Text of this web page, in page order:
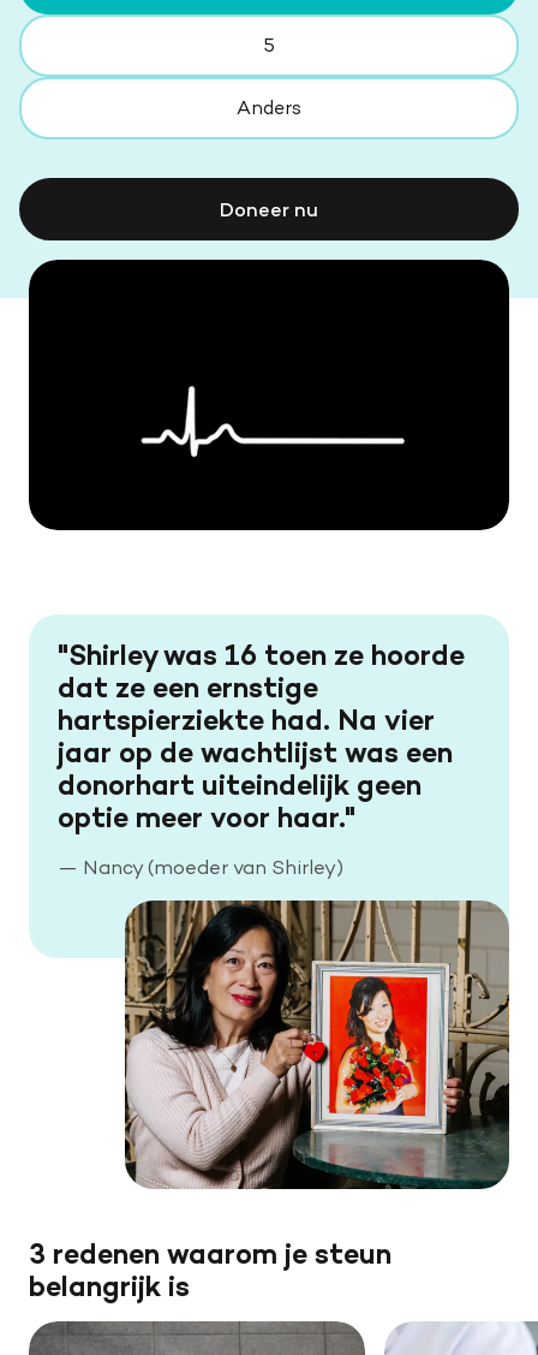
5
Anders
Doneer nu
Shirley was 16 toen ze hoorde
dat ze een ernstige
hartspierziekte had. Na vier
jaar op de wachtlijst was een
donorhart uiteindelijk geen
optie meer voor haar.
— Nancy (moeder van Shirley)
3 redenen waarom je steun
belangrijk is